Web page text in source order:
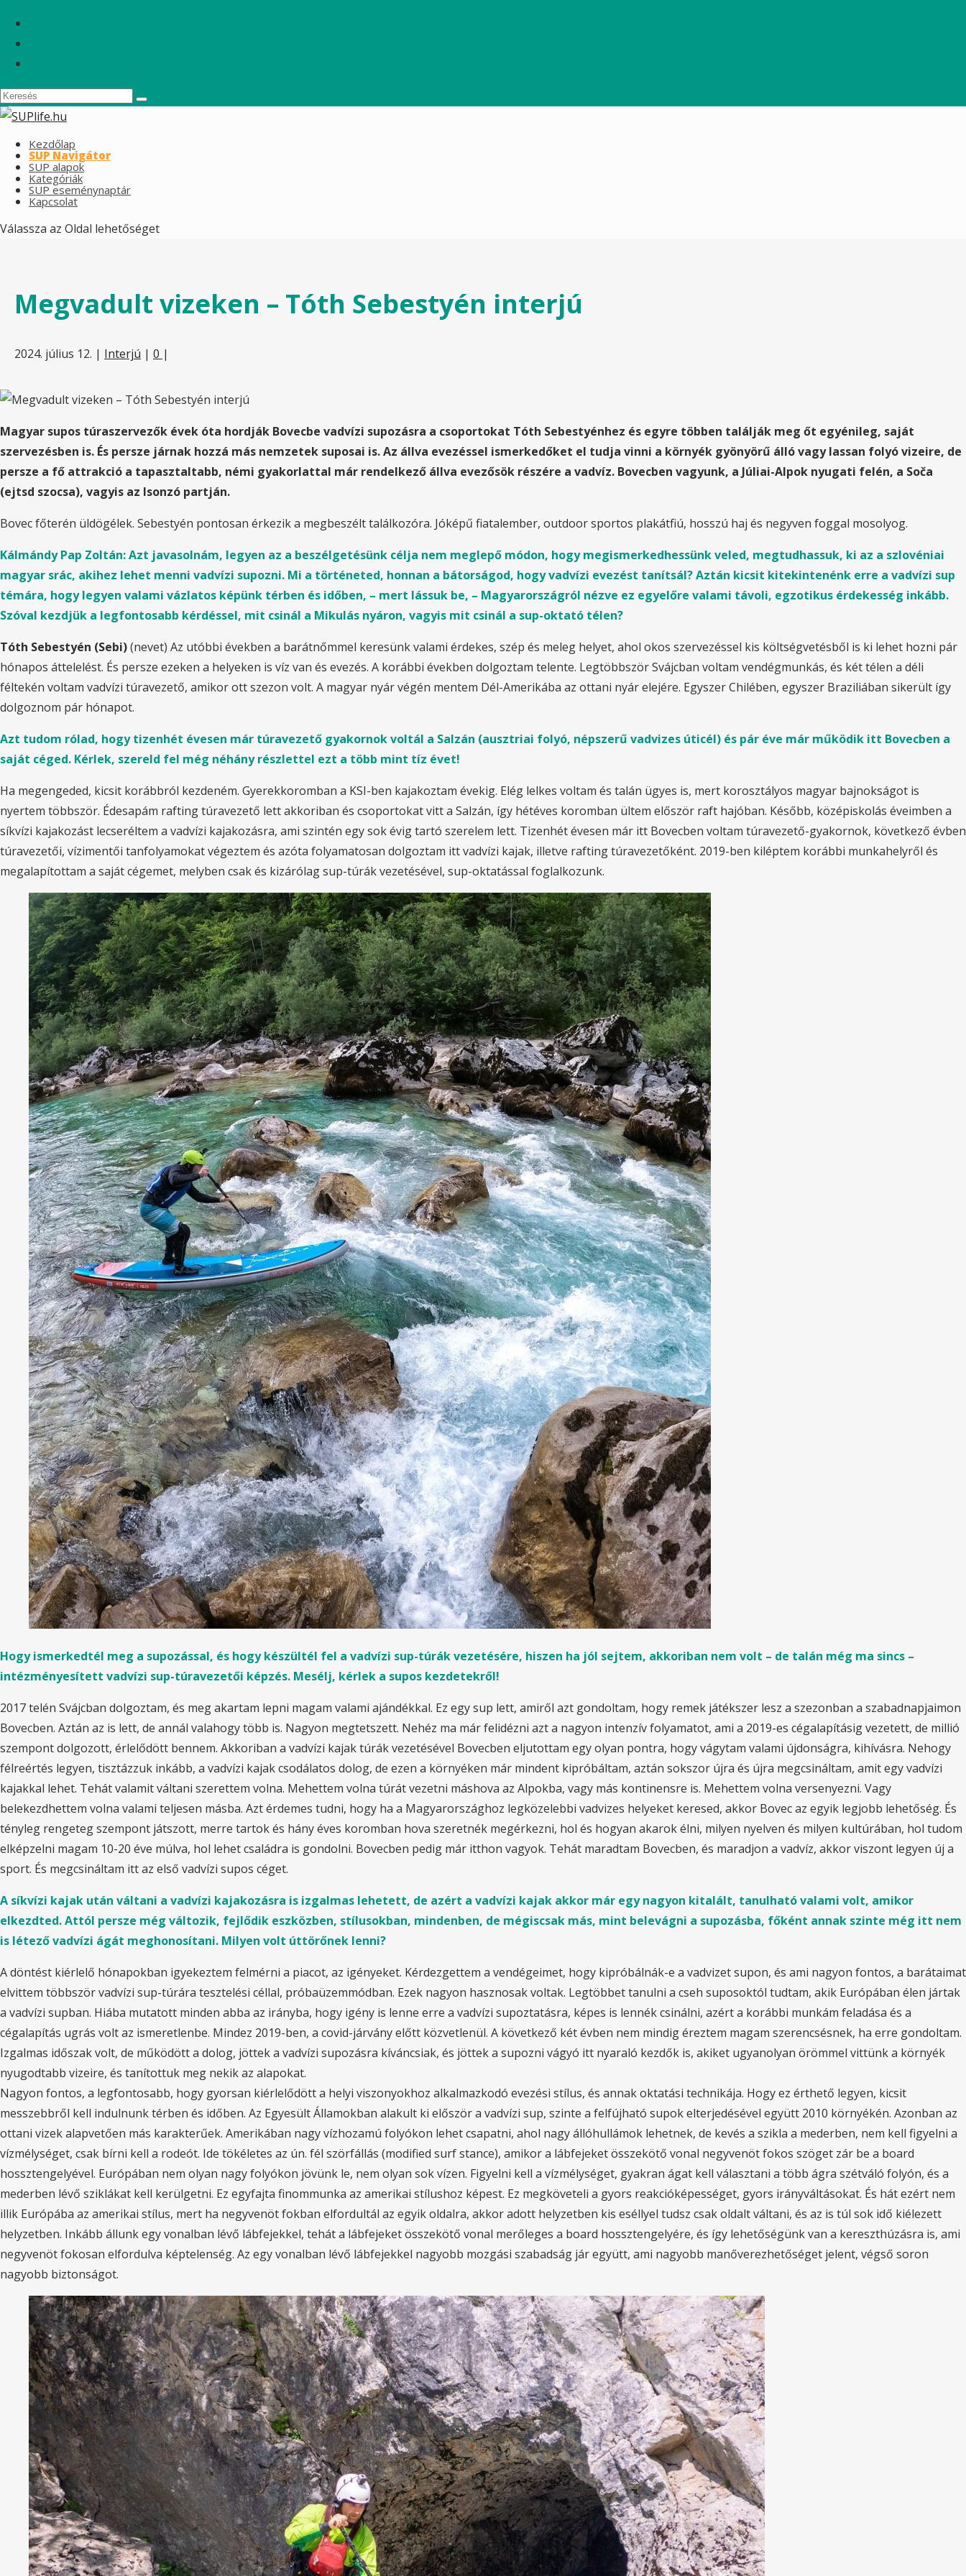
Kezdőlap
SUP Navigátor
SUP alapok
Kategóriák
SUP eseménynaptár
Kapcsolat
Válassza az Oldal lehetőséget
Megvadult vizeken – Tóth Sebestyén interjú
2024. július 12. | Interjú | 0 |
Magyar supos túraszervezők évek óta hordják Bovecbe vadvízi supozásra a csoportokat Tóth Sebestyénhez és egyre többen találják meg őt egyénileg, saját
szervezésben is. És persze járnak hozzá más nemzetek suposai is. Az állva evezéssel ismerkedőket el tudja vinni a környék gyönyörű álló vagy lassan folyó vizeire, de
persze a fő attrakció a tapasztaltabb, némi gyakorlattal már rendelkező állva evezősök részére a vadvíz. Bovecben vagyunk, a Júliai-Alpok nyugati felén, a Soča
(ejtsd szocsa), vagyis az Isonzó partján.
Bovec főterén üldögélek. Sebestyén pontosan érkezik a megbeszélt találkozóra. Jóképű fiatalember, outdoor sportos plakátfiú, hosszú haj és negyven foggal mosolyog.
Kálmándy Pap Zoltán: Azt javasolnám, legyen az a beszélgetésünk célja nem meglepő módon, hogy megismerkedhessünk veled, megtudhassuk, ki az a szlovéniai
magyar srác, akihez lehet menni vadvízi supozni. Mi a történeted, honnan a bátorságod, hogy vadvízi evezést tanítsál? Aztán kicsit kitekintenénk erre a vadvízi sup
témára, hogy legyen valami vázlatos képünk térben és időben, – mert lássuk be, – Magyarországról nézve ez egyelőre valami távoli, egzotikus érdekesség inkább.
Szóval kezdjük a legfontosabb kérdéssel, mit csinál a Mikulás nyáron, vagyis mit csinál a sup-oktató télen?
Tóth Sebestyén (Sebi)(nevet) Az utóbbi években a barátnőmmel keresünk valami érdekes, szép és meleg helyet, ahol okos szervezéssel kis költségvetésből is ki lehet hozni pár
hónapos áttelelést. És persze ezeken a helyeken is víz van és evezés. A korábbi években dolgoztam telente. Legtöbbször Svájcban voltam vendégmunkás, és két télen a déli
féltekén voltam vadvízi túravezető, amikor ott szezon volt. A magyar nyár végén mentem Dél-Amerikába az ottani nyár elejére. Egyszer Chilében, egyszer Braziliában sikerült így
dolgoznom pár hónapot.
Azt tudom rólad, hogy tizenhét évesen már túravezető gyakornok voltál a Salzán (ausztriai folyó, népszerű vadvizes úticél) és pár éve már működik itt Bovecben a
saját céged. Kérlek, szereld fel még néhány részlettel ezt a több mint tíz évet!
Ha megengeded, kicsit korábbról kezdeném. Gyerekkoromban a KSI-ben kajakoztam évekig. Elég lelkes voltam és talán ügyes is, mert korosztályos magyar bajnokságot is
nyertem többször. Édesapám rafting túravezető lett akkoriban és csoportokat vitt a Salzán, így hétéves koromban ültem először raft hajóban. Később, középiskolás éveimben a
síkvízi kajakozást lecseréltem a vadvízi kajakozásra, ami szintén egy sok évig tartó szerelem lett. Tizenhét évesen már itt Bovecben voltam túravezető-gyakornok, következő évben
túravezetői, vízimentői tanfolyamokat végeztem és azóta folyamatosan dolgoztam itt vadvízi kajak, illetve rafting túravezetőként. 2019-ben kiléptem korábbi munkahelyről és
megalapítottam a saját cégemet, melyben csak és kizárólag sup-túrák vezetésével, sup-oktatással foglalkozunk.
Hogy ismerkedtél meg a supozással, és hogy készültél fel a vadvízi sup-túrák vezetésére, hiszen ha jól sejtem, akkoriban nem volt – de talán még ma sincs –
intézményesített vadvízi sup-túravezetői képzés. Mesélj, kérlek a supos kezdetekről!
2017 telén Svájcban dolgoztam, és meg akartam lepni magam valami ajándékkal. Ez egy sup lett, amiről azt gondoltam, hogy remek játékszer lesz a szezonban a szabadnapjaimon
Bovecben. Aztán az is lett, de annál valahogy több is. Nagyon megtetszett. Nehéz ma már felidézni azt a nagyon intenzív folyamatot, ami a 2019-es cégalapításig vezetett, de millió
szempont dolgozott, érlelődött bennem. Akkoriban a vadvízi kajak túrák vezetésével Bovecben eljutottam egy olyan pontra, hogy vágytam valami újdonságra, kihívásra. Nehogy
félreértés legyen, tisztázzuk inkább, a vadvízi kajak csodálatos dolog, de ezen a környéken már mindent kipróbáltam, aztán sokszor újra és újra megcsináltam, amit egy vadvízi
kajakkal lehet. Tehát valamit váltani szerettem volna. Mehettem volna túrát vezetni máshova az Alpokba, vagy más kontinensre is. Mehettem volna versenyezni. Vagy
belekezdhettem volna valami teljesen másba. Azt érdemes tudni, hogy ha a Magyarországhoz legközelebbi vadvizes helyeket keresed, akkor Bovec az egyik legjobb lehetőség. És
tényleg rengeteg szempont játszott, merre tartok és hány éves koromban hova szeretnék megérkezni, hol és hogyan akarok élni, milyen nyelven és milyen kultúrában, hol tudom
elképzelni magam 10-20 éve múlva, hol lehet családra is gondolni. Bovecben pedig már itthon vagyok. Tehát maradtam Bovecben, és maradjon a vadvíz, akkor viszont legyen új a
sport. És megcsináltam itt az első vadvízi supos céget.
A síkvízi kajak után váltani a vadvízi kajakozásra is izgalmas lehetett, de azért a vadvízi kajak akkor már egy nagyon kitalált, tanulható valami volt, amikor
elkezdted. Attól persze még változik, fejlődik eszközben, stílusokban, mindenben, de mégiscsak más, mint belevágni a supozásba, főként annak szinte még itt nem
is létező vadvízi ágát meghonosítani. Milyen volt úttörőnek lenni?
A döntést kiérlelő hónapokban igyekeztem felmérni a piacot, az igényeket. Kérdezgettem a vendégeimet, hogy kipróbálnák-e a vadvizet supon, és ami nagyon fontos, a barátaimat
elvittem többször vadvízi sup-túrára tesztelési céllal, próbaüzemmódban. Ezek nagyon hasznosak voltak. Legtöbbet tanulni a cseh suposoktól tudtam, akik Európában élen jártak
a vadvízi supban. Hiába mutatott minden abba az irányba, hogy igény is lenne erre a vadvízi supoztatásra, képes is lennék csinálni, azért a korábbi munkám feladása és a
cégalapítás ugrás volt az ismeretlenbe. Mindez 2019-ben, a covid-járvány előtt közvetlenül. A következő két évben nem mindig éreztem magam szerencsésnek, ha erre gondoltam.
Izgalmas időszak volt, de működött a dolog, jöttek a vadvízi supozásra kíváncsiak, és jöttek a supozni vágyó itt nyaraló kezdők is, akiket ugyanolyan örömmel vittünk a környék
nyugodtabb vizeire, és tanítottuk meg nekik az alapokat.
Nagyon fontos, a legfontosabb, hogy gyorsan kiérlelődött a helyi viszonyokhoz alkalmazkodó evezési stílus, és annak oktatási technikája. Hogy ez érthető legyen, kicsit
messzebbről kell indulnunk térben és időben. Az Egyesült Államokban alakult ki először a vadvízi sup, szinte a felfújható supok elterjedésével együtt 2010 környékén. Azonban az
ottani vizek alapvetően más karakterűek. Amerikában nagy vízhozamú folyókon lehet csapatni, ahol nagy állóhullámok lehetnek, de kevés a szikla a mederben, nem kell figyelni a
vízmélységet, csak bírni kell a rodeót. Ide tökéletes az ún. fél szörfállás (modified surf stance), amikor a lábfejeket összekötő vonal negyvenöt fokos szöget zár be a board
hossztengelyével. Európában nem olyan nagy folyókon jövünk le, nem olyan sok vízen. Figyelni kell a vízmélységet, gyakran ágat kell választani a több ágra szétváló folyón, és a
mederben lévő sziklákat kell kerülgetni. Ez egyfajta finommunka az amerikai stílushoz képest. Ez megköveteli a gyors reakcióképességet, gyors irányváltásokat. És hát ezért nem
illik Európába az amerikai stílus, mert ha negyvenöt fokban elfordultál az egyik oldalra, akkor adott helyzetben kis eséllyel tudsz csak oldalt váltani, és az is túl sok idő kiélezett
helyzetben. Inkább állunk egy vonalban lévő lábfejekkel, tehát a lábfejeket összekötő vonal merőleges a board hossztengelyére, és így lehetőségünk van a kereszthúzásra is, ami
negyvenöt fokosan elfordulva képtelenség. Az egy vonalban lévő lábfejekkel nagyobb mozgási szabadság jár együtt, ami nagyobb manőverezhetőséget jelent, végső soron
nagyobb biztonságot.